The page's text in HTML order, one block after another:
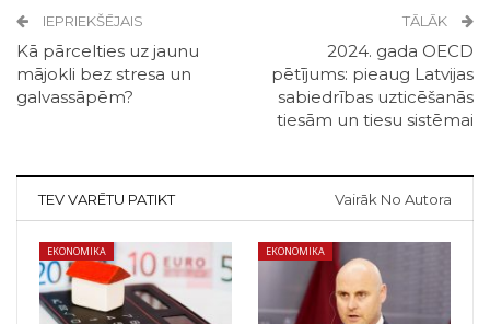
IEPRIEKŠĒJAIS
Kā pārcelties uz jaunu
mājokli bez stresa un
galvassāpēm?
TĀLĀK
2024. gada OECD
pētījums: pieaug Latvijas
sabiedrības uzticēšanās
tiesām un tiesu sistēmai
TEV VARĒTU PATIKT Vairāk No Autora
EKONOMIKA EKONOMIKA